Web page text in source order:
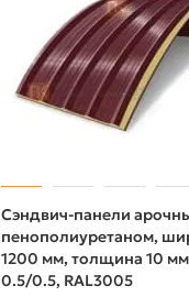
Сэндвич-панели
пенополиуретаном,
1200 мм, толщина 10
0.5/0.5, RAL3005